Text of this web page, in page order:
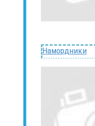
Намордники